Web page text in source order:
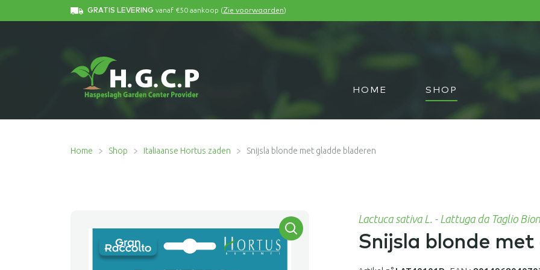
GRATIS LEVERING vanaf €50 aankoop (Zie voorwaarden)
HOME SHOP
Home Shop Italiaanse Hortus zaden Snijsla blonde met gladde bladeren
Lactuca sativa L. - Lattuga da Taglio
Snijsla blonde